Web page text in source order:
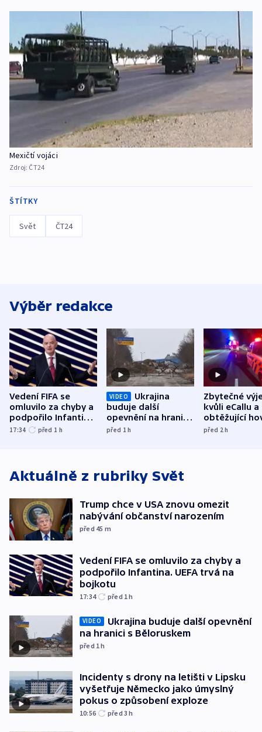
Mexičtí vojáci
Zdroj: ČT24
ŠTÍTKY
Svět ČT24
Výběr redakce
Vedení FIFA se
omluvilo za chyby a
podpořilo Infantina.
UEFA trvá na
17:34 před 1 h
VIDEO
Ukrajina
buduje další
opevnění na hranici
s Běloruskem
před 1h
Zbytečné
kvůli eCallu a
obtěžující
zdržují
před 2h
Aktuálně z rubriky Svět
Trump chce v USA znovu omezit
nabývání občanství narozením
před 45 m
Vedení FIFA se omluvilo za chyby a
podpořilo Infantina. UEFA trvá na
bojkotu
17:34 před 1h
VIDEO
Ukrajina buduje další opevnění
na hranici s Běloruskem
před 1h
Incidenty s drony na letišti v Lipsku
vyšetřuje Německo jako úmyslný
pokus o způsobení exploze
10:56 před 3h